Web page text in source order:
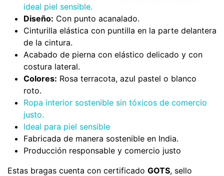
ideal piel sensible.
Diseño: Con punto acanalado.
Cinturilla elástica con puntilla en la parte delantera
de la cintura.
Acabado de pierna con elástico delicado y con
costura lateral.
Colores: Rosa terracota, azul pastel o blanco
roto.
Ropa interior sostenible sin tóxicos de comercio
justo.
Ideal para piel sensible
Fabricada de manera sostenible en India.
Producción responsable y comercio justo
Estas bragas cuenta con certificado GOTS, sello